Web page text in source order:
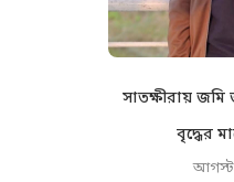
সাতক্ষীরায় জমি
বৃদ্ধের
আগস্ট